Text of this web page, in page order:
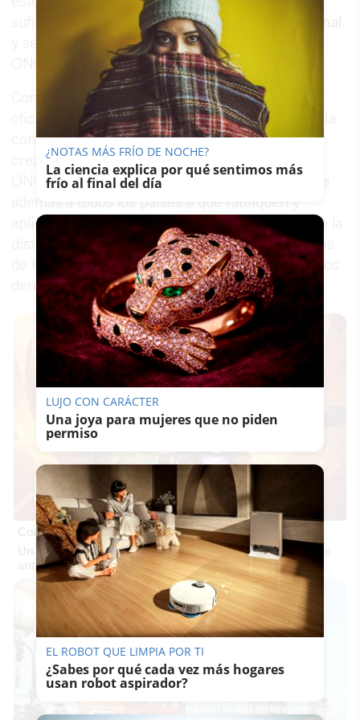
suficientes" que permitansu autonomía personal
y seguridad en los consumos, según informa la
Con motivo de este día mundial, proclamado
oficialmente por la ONU en 2019 en coincidencia
con la fecha de nacimiento de Louis Braille,
creador de este sistema de lectoescritura, la
ONCE, junto a la Unión Mundial de Ciegos, insta
además a todos los países a que ratifiquen y
apliquen el
Tratado de Marrakech , que permite la
distribución de material en braille y otros medios
de lectura accesibles, sin el riesgo de infringir los
derechos de autor.
Corepunk MMORPG
Un verdadero MMORPG de la vieja escuela ¡Cómo los de
antes, pero mejor!
¿NOTAS MÁS FRÍO DE NOCHE?
La ciencia explica por qué sentimos más
frío al final del día
LUJO CON CARÁCTER
Una joya para mujeres que no piden
permiso
EL ROBOT QUE LIMPIA POR TI
¿Sabes por qué cada vez más hogares
usan robot aspirador?